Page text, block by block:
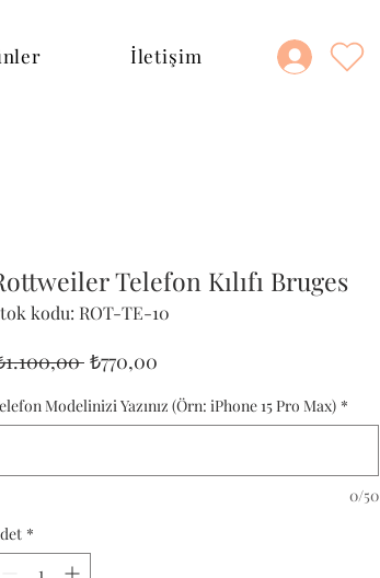
İletişim
Telefon Kılıfı Bruges
kodu: ROT-TE-10
Normal
₺770,00
Modelinizi Yazınız (Örn: iPhone 15 Pro Max) *
0/50
*